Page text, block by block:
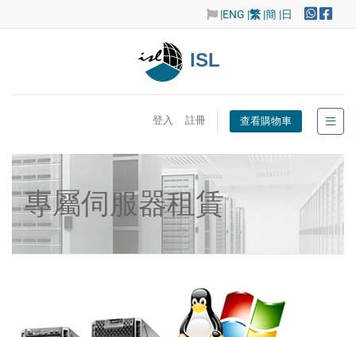
|ENG |繁 |簡 |日
ISL
登入 註冊 查看購物車
專屬伺服器租賃